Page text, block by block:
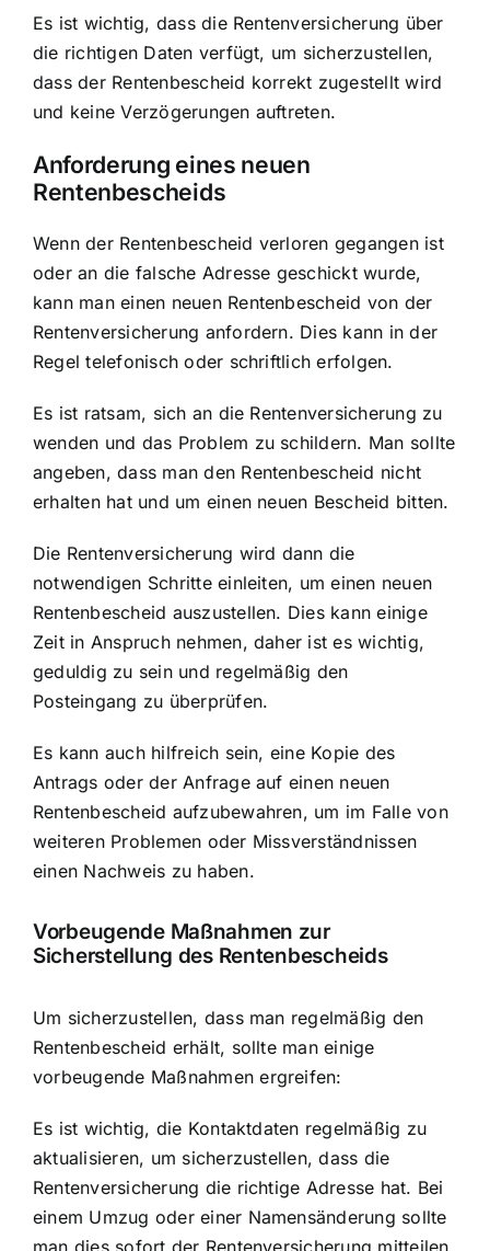
Es ist wichtig, dass die Rentenversicherung über
die richtigen Daten verfügt, um sicherzustellen,
dass der Rentenbescheid korrekt zugestellt wird
und keine Verzögerungen auftreten.
Anforderung eines neuen
Rentenbescheids
Wenn der Rentenbescheid verloren gegangen ist
oder an die falsche Adresse geschickt wurde,
kann man einen neuen Rentenbescheid von der
Rentenversicherung anfordern. Dies kann in der
Regel telefonisch oder schriftlich erfolgen.
Es ist ratsam, sich an die Rentenversicherung zu
wenden und das Problem zu schildern. Man sollte
angeben, dass man den Rentenbescheid nicht
erhalten hat und um einen neuen Bescheid bitten.
Die Rentenversicherung wird dann die
notwendigen Schritte einleiten, um einen neuen
Rentenbescheid auszustellen. Dies kann einige
Zeit in Anspruch nehmen, daher ist es wichtig,
geduldig zu sein und regelmäßig den
Posteingang zu überprüfen.
Es kann auch hilfreich sein, eine Kopie des
Antrags oder der Anfrage auf einen neuen
Rentenbescheid aufzubewahren, um im Falle von
weiteren Problemen oder Missverständnissen
einen Nachweis zu haben.
Vorbeugende Maßnahmen zur
Sicherstellung des Rentenbescheids
Um sicherzustellen, dass man regelmäßig den
Rentenbescheid erhält, sollte man einige
vorbeugende Maßnahmen ergreifen:
Es ist wichtig, die Kontaktdaten regelmäßig zu
aktualisieren, um sicherzustellen, dass die
Rentenversicherung die richtige Adresse hat. Bei
einem Umzug oder einer Namensänderung sollte
man dies sofort der Rentenversicherung mitteilen.